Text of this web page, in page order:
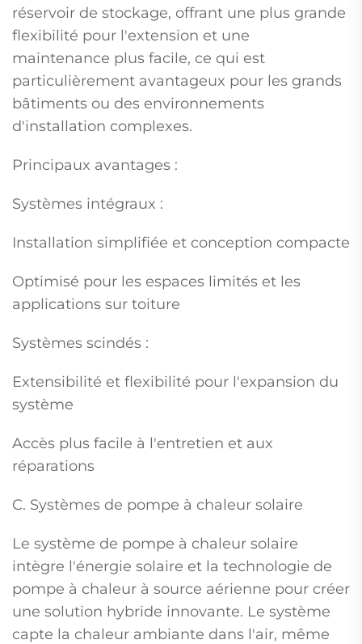
réservoir de stockage, offrant une plus grande
flexibilité pour l'extension et une
maintenance plus facile, ce qui est
particulièrement avantageux pour les grands
bâtiments ou des environnements
d'installation complexes.
Principaux avantages :
Systèmes intégraux :
Installation simplifiée et conception compacte
Optimisé pour les espaces limités et les
applications sur toiture
Systèmes scindés :
Extensibilité et flexibilité pour l'expansion du
système
Accès plus facile à l'entretien et aux
réparations
C. Systèmes de pompe à chaleur solaire
Le système de pompe à chaleur solaire
intègre l'énergie solaire et la technologie de
pompe à chaleur à source aérienne pour créer
une solution hybride innovante. Le système
capte la chaleur ambiante dans l'air, même